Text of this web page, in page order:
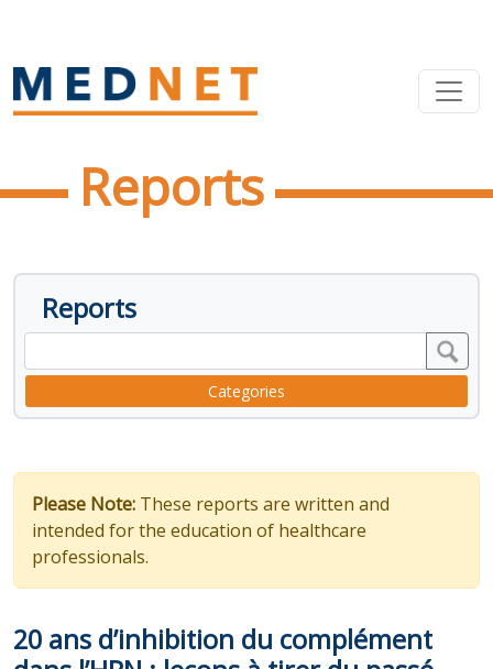
Reports
Reports
Categories
Please Note: These reports are written and
intended for the education of healthcare
professionals.
20 ans d’inhibition du complément